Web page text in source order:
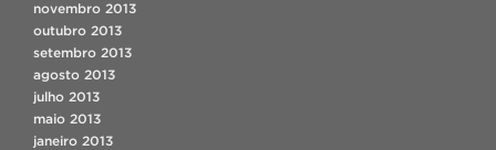
novembro 2013
outubro 2013
setembro 2013
agosto 2013
julho 2013
maio 2013
janeiro 2013